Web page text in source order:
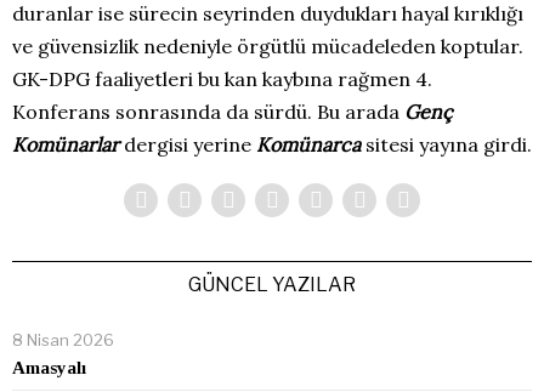
duranlar ise sürecin seyrinden duydukları hayal kırıklığı
ve güvensizlik nedeniyle örgütlü mücadeleden koptular.
GK-DPG faaliyetleri bu kan kaybına rağmen 4.
Konferans sonrasında da sürdü. Bu arada Genç
Komünarlar dergisi yerine Komünarcasitesi yayına girdi.
GÜNCEL YAZILAR
8 Nisan 2026
Amasyalı